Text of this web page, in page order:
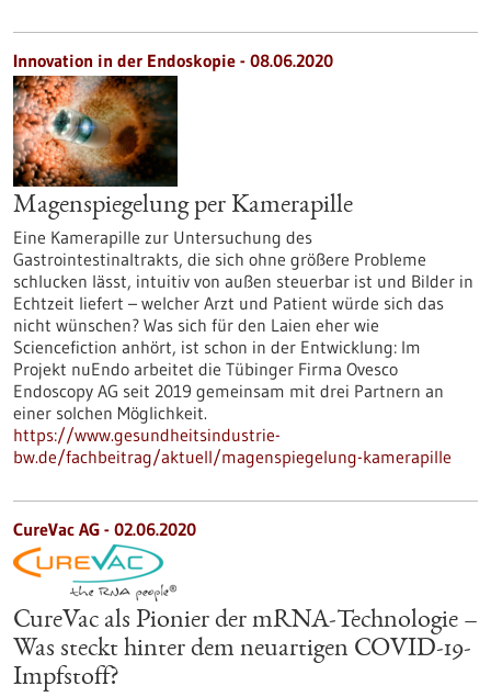
Innovation in der Endoskopie - 08.06.2020
Magenspiegelung per Kamerapille
Eine Kamerapille zur Untersuchung des
Gastrointestinaltrakts, die sich ohne größere Probleme
schlucken lässt, intuitiv von außen steuerbar ist und Bilder in
Echtzeit liefert – welcher Arzt und Patient würde sich das
nicht wünschen? Was sich für den Laien eher wie
Sciencefiction anhört, ist schon in der Entwicklung: Im
Projekt nuEndo arbeitet die Tübinger Firma Ovesco
Endoscopy AG seit 2019 gemeinsam mit drei Partnern an
einer solchen Möglichkeit.
https://www.gesundheitsindustrie-
bw.de/fachbeitrag/aktuell/magenspiegelung-kamerapille
CureVac AG - 02.06.2020
CureVac als Pionier der mRNA-Technologie –
Was steckt hinter dem neuartigen COVID-19-
Impfstoff?